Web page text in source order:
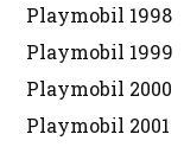
Playmobil 1998
Playmobil 1999
Playmobil 2000
Playmobil 2001